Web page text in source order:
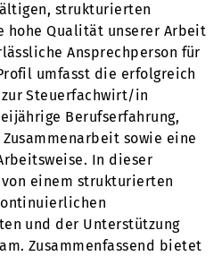
strukturierten
hohe Qualität unserer Arbeit
Ansprechperson für
umfasst die erfolgreich
Steuerfachwirt/in
Berufserfahrung,
sowie eine
In dieser
einem strukturierten
und der Unterstützung
Zusammenfassend bietet